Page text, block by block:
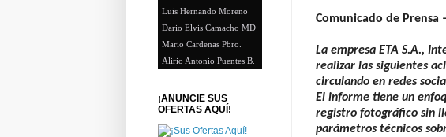
Comunicado de Prensa
La empresa ETA S.A.,
realizar las siguientes
circulando en redes
El informe tiene un
registro fotográfico sin
parámetros técnicos
Luis Hernando Moreno
Dario Elvis Camacho MD
Mario Cardenas Pbro.
Alirio Antonio Puentes B.
¡ANUNCIE SUS
OFERTAS AQUÍ!